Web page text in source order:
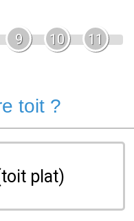
9 10 11
toit ?
plat)